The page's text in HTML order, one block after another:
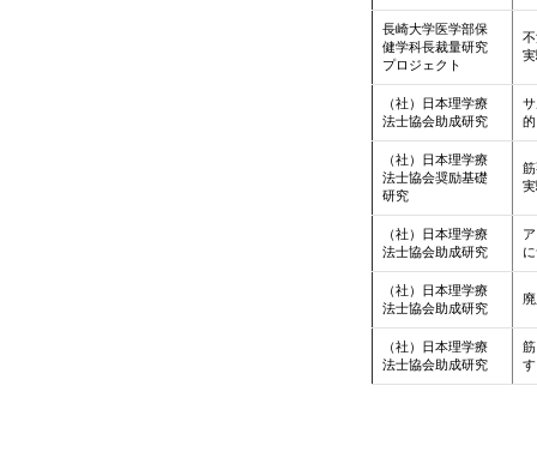
長崎大学医学部保
健学科長裁量研究
プロジェクト
（社）日本理学療
法士協会助成研究
（社）日本理学療
法士協会奨励基礎
研究
（社）日本理学療
法士協会助成研究
（社）日本理学療
法士協会助成研究
（社）日本理学療
法士協会助成研究